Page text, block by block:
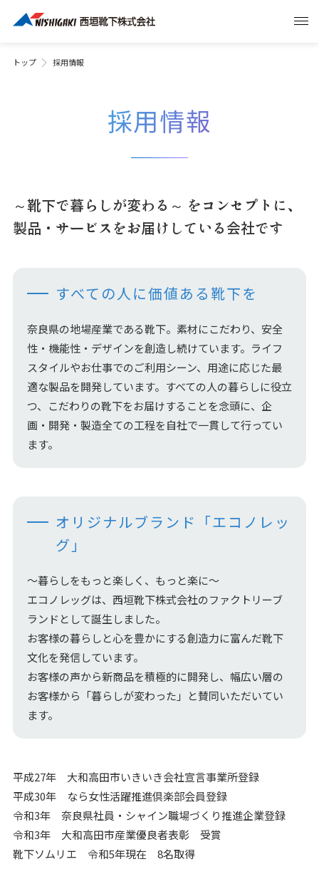
トップ 採用情報
採用情報
～靴下で暮らしが変わる～ をコンセプトに、
製品・サービスをお届けしている会社です
すべての人に価値ある靴下を
奈良県の地場産業である靴下。素材にこだわり、安全
性・機能性・デザインを創造し続けています。ライフ
スタイルやお仕事でのご利用シーン、用途に応じた最
適な製品を開発しています。すべての人の暮らしに役立
つ、こだわりの靴下をお届けすることを念頭に、企
画・開発・製造全ての工程を自社で一貫して行ってい
ます。
オリジナルブランド「エコノレッ
グ」
～暮らしをもっと楽しく、もっと楽に～
エコノレッグは、西垣靴下株式会社のファクトリーブ
ランドとして誕生しました。
お客様の暮らしと心を豊かにする創造力に富んだ靴下
文化を発信しています。
お客様の声から新商品を積極的に開発し、幅広い層の
お客様から「暮らしが変わった」と賛同いただいてい
ます。
平成27年 大和高田市いきいき会社宣言事業所登録
平成30年 なら女性活躍推進倶楽部会員登録
令和3年 奈良県社員・シャイン職場づくり推進企業登録
令和3年 大和高田市産業優良者表彰 受賞
靴下ソムリエ 令和5年現在 8名取得